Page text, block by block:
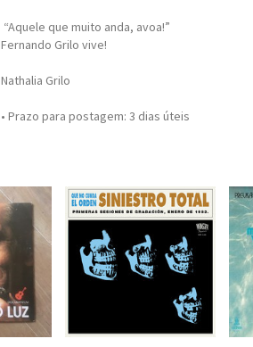
“Aquele que muito anda, avoa!”
Fernando Grilo vive!
Nathalia Grilo
• Prazo para postagem: 3 dias úteis